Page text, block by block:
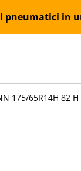
pneumatici in
175/65R14H 82